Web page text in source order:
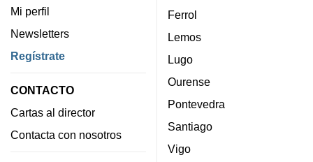
Mi perfil
Newsletters
Regístrate
CONTACTO
Cartas al director
Contacta con nosotros
Ferrol
Lemos
Lugo
Ourense
Pontevedra
Santiago
Vigo